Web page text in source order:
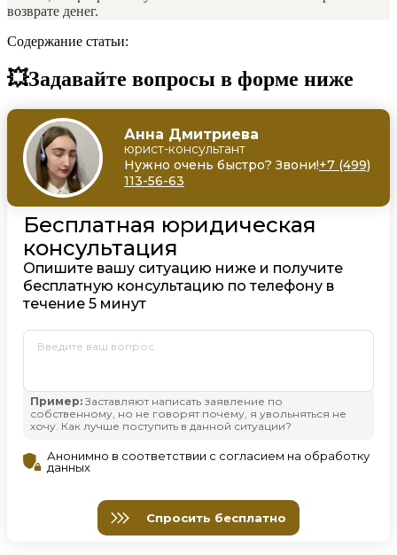
возврате денег.
Содержание статьи:
💥Задавайте вопросы в форме ниже